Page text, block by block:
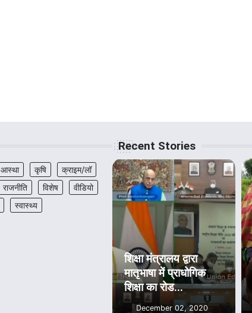
आस्था कृषि
क्राइम/लॉ
राजनीति विशेष
वीडियो
स्वास्थ्य
Recent Stories
शिक्षा मंत्रालय द्वारा
मातृभाषा में प्राधोगिक
शिक्षा का रोड...
December 02, 2020